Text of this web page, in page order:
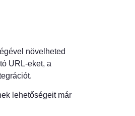
növelheted
URL-eket, a
lehetőségeit már